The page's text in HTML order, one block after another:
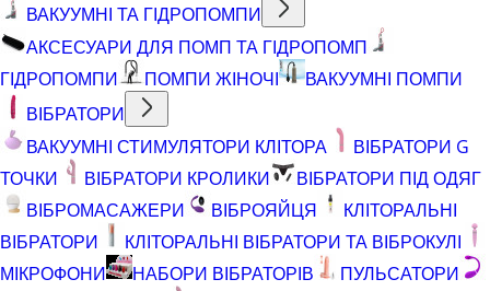
ВАКУУМНІ ТА ГІДРОПОМПИ
АКСЕСУАРИ ДЛЯ ПОМП ТА ГІДРОПОМП
ГІДРОПОМПИ
ПОМПИ ЖІНОЧІ
ВАКУУМНІ ПОМПИ
ВІБРАТОРИ
ВАКУУМНІ СТИМУЛЯТОРИ КЛІТОРА
ВІБРАТОРИ G
ТОЧКИ
ВІБРАТОРИ КРОЛИКИ
ВІБРАТОРИ ПІД ОДЯГ
ВІБРОМАСАЖЕРИ
ВІБРОЯЙЦЯ
КЛІТОРАЛЬНІ
ВІБРАТОРИ
КЛІТОРАЛЬНІ ВІБРАТОРИ ТА ВІБРОКУЛІ
МІКРОФОНИ
НАБОРИ ВІБРАТОРІВ
ПУЛЬСАТОРИ